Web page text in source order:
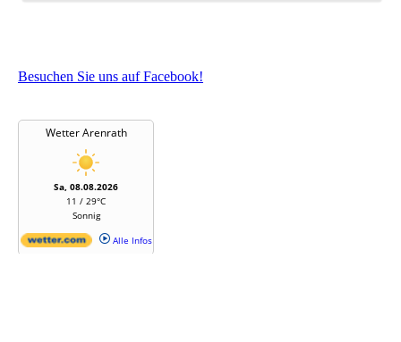
Besuchen Sie uns auf Facebook!